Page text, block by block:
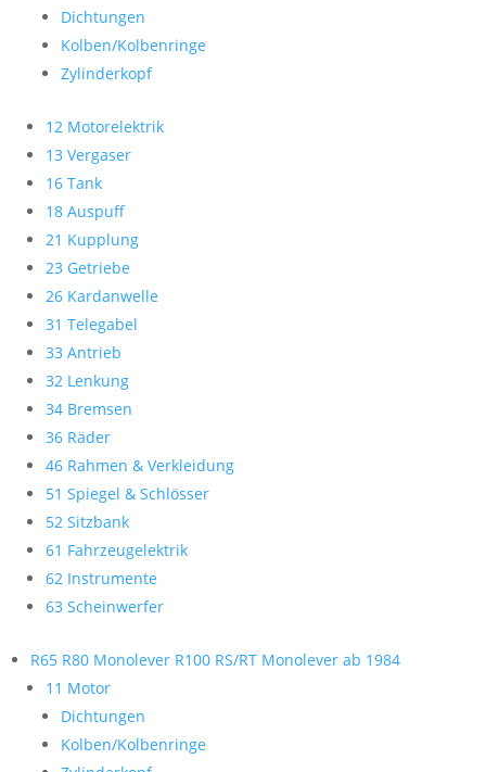
Dichtungen
Kolben/Kolbenringe
Zylinderkopf
12 Motorelektrik
13 Vergaser
16 Tank
18 Auspuff
21 Kupplung
23 Getriebe
26 Kardanwelle
31 Telegabel
33 Antrieb
32 Lenkung
34 Bremsen
36 Räder
46 Rahmen & Verkleidung
51 Spiegel & Schlösser
52 Sitzbank
61 Fahrzeugelektrik
62 Instrumente
63 Scheinwerfer
R65 R80 Monolever R100 RS/RT Monolever ab 1984
11 Motor
Dichtungen
Kolben/Kolbenringe